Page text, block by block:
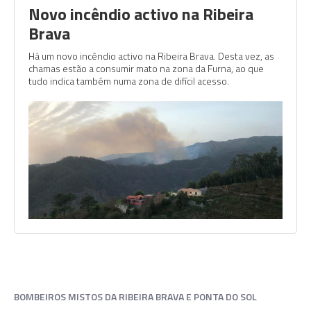
Novo incêndio activo na Ribeira
Brava
Há um novo incêndio activo na Ribeira Brava. Desta vez, as
chamas estão a consumir mato na zona da Furna, ao que
tudo indica também numa zona de difícil acesso.
BOMBEIROS MISTOS DA RIBEIRA BRAVA E PONTA DO SOL